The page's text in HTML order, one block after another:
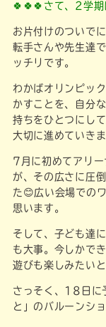
🍀🍀🍀 さて、2学期
お片付けのついで
転手さんや先生達
ッチリです。
わかばオリンピッ
かすことを、自分
持ちをひとつにし
大切に進めていきま
7月に初めてアリ
が、その広さに圧
た😊広い会場での
思います。
そして、子ども達
も大事。今しかで
遊びも楽しみたいと
さっそく、18日に
と」のバルーンシ